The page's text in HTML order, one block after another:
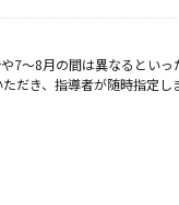
～8月の間は異なるといっ
き、指導者が随時指定し